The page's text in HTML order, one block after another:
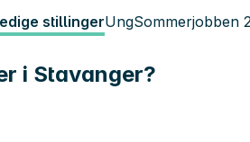
stillingerUngSommerjobben
i Stavanger?